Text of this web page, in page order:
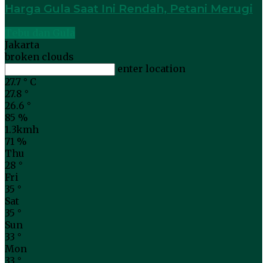
Harga Gula Saat Ini Rendah, Petani Merugi
Jakarta
broken clouds
enter location
27.7 ° C
27.8 °
26.6 °
85 %
1.3kmh
71 %
Thu
28 °
Fri
35 °
Sat
35 °
Sun
33 °
Mon
33 °